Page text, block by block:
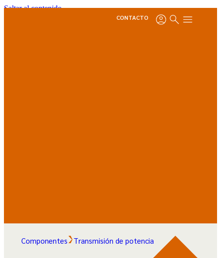
Saltar al contenido
CONTACTO
Componentes Transmisión de potencia